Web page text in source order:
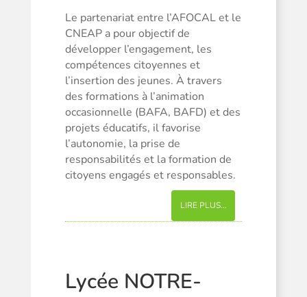
Le partenariat entre l’AFOCAL et le
CNEAP a pour objectif de
développer l’engagement, les
compétences citoyennes et
l’insertion des jeunes. À travers
des formations à l’animation
occasionnelle (BAFA, BAFD) et des
projets éducatifs, il favorise
l’autonomie, la prise de
responsabilités et la formation de
citoyens engagés et responsables.
LIRE PLUS…
Lycée NOTRE-